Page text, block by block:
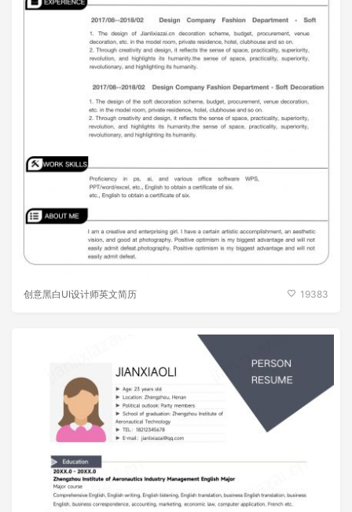
创意黑白UI设计师英文简历 19383